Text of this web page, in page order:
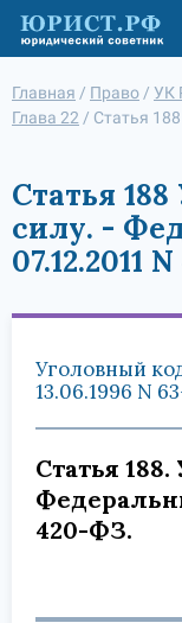
Главная / Право / УК
Глава 22 / Статья 188
Статья
силу. -
07.12.2011
Уголовный
13.06.1996 N
Статья
420-ФЗ.